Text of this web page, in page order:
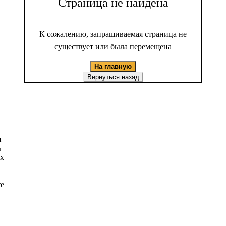
К сожалению, запрашиваемая страница не
существует или была перемещена
На главную
Вернуться назад